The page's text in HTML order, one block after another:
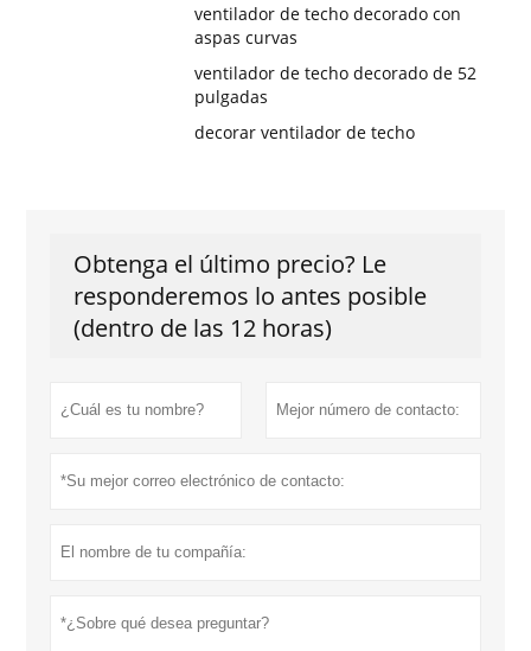
ventilador de techo decorado con
aspas curvas
ventilador de techo decorado de 52
pulgadas
decorar ventilador de techo
Obtenga el último precio? Le
responderemos lo antes posible
(dentro de las 12 horas)